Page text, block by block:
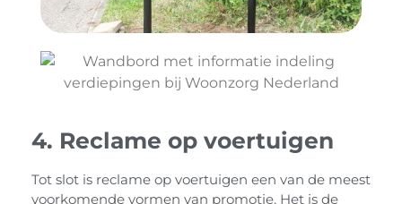
4. Reclame op voertuigen
Tot slot is reclame op voertuigen een van de meest
voorkomende vormen van promotie. Het is de